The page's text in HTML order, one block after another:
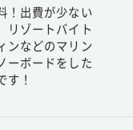
！出費が少ない
リゾートバイト
ンなどのマリン
ーボードをした
す！